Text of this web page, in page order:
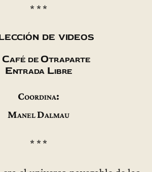
* * *
de videos
de Otraparte
Entrada Libre
Coordina:
Manel Dalmau
* * *